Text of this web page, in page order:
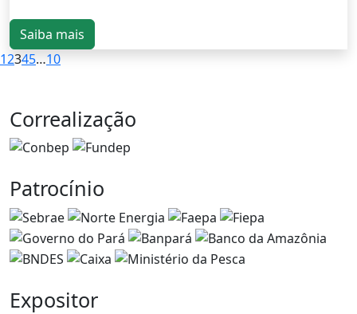
Saiba mais
12345…10
Correalização
Patrocínio
Expositor